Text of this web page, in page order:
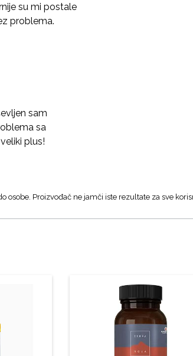
su mi postale
problema.
sam
sa
plus!
Proizvođač ne jamči iste rezultate za sve